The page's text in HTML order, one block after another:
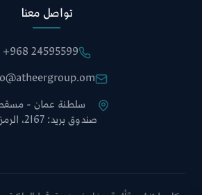
تواصل معنا
+968 24595599
سلطنة عمان -
صندوق بريد: 2167، الرمز: 111